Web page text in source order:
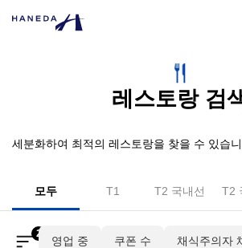
레스토랑 검
세분화하여 최적의 레스토랑을 찾을 수 있습니
모두 T1 T2 국내선 T2
2
영업 중 쿠폰 수 채식주의자